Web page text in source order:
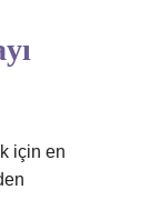
için en